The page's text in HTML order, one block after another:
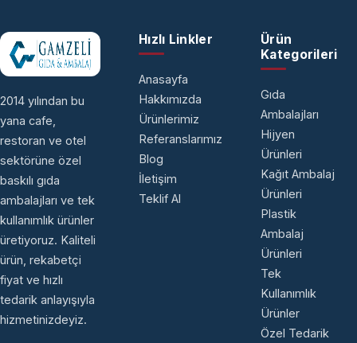
2014 yılından bu
yana cafe,
restoran ve otel
sektörüne özel
baskılı gıda
ambalajları ve tek
kullanımlık ürünler
üretiyoruz. Kaliteli
ürün, rekabetçi
fiyat ve hızlı
tedarik anlayışıyla
hizmetinizdeyiz.
Hızlı Linkler
Anasayfa
Hakkımızda
Ürünlerimiz
Referanslarımız
Blog
İletişim
Teklif Al
Ürün
Kategorileri
Gıda
Ambalajları
Hijyen
Ürünleri
Kağıt Ambalaj
Ürünleri
Plastik
Ambalaj
Ürünleri
Tek
Kullanımlık
Ürünler
Özel Tedarik